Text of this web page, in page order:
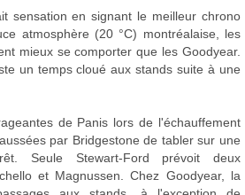
sensation en signant le meilleur chrono
atmosphère (20 °C) montréalaise, les
mieux se comporter que les Goodyear.
un temps cloué aux stands suite à une
de Panis lors de l'échauffement
par Bridgestone de tabler sur une
Seule Stewart-Ford prévoit deux
et Magnussen. Chez Goodyear, la